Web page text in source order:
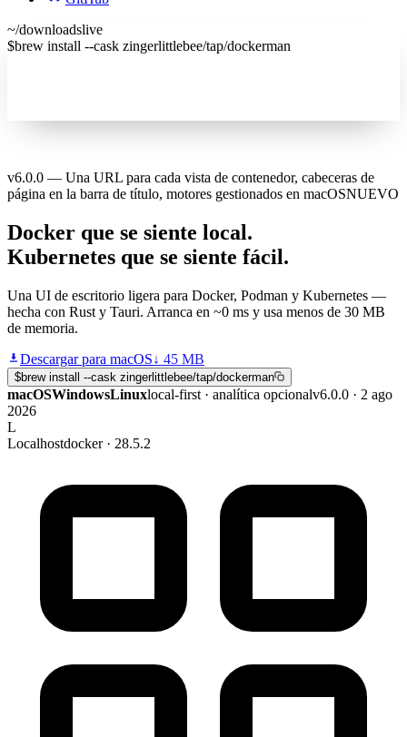
~/downloadslive
$brew install --cask zingerlittlebee/tap/dockerman
v6.0.0 — Una URL para cada vista de contenedor, cabeceras de
página en la barra de título, motores gestionados en macOSNUEVO
Docker que se siente local.
Kubernetes que se siente fácil.
Una UI de escritorio ligera para Docker, Podman y Kubernetes —
hecha con Rust y Tauri. Arranca en ~0 ms y usa menos de 30 MB
de memoria.
Descargar para macOS↓ 45 MB
$brew install --cask zingerlittlebee/tap/dockerman
macOSWindowsLinuxlocal-first · analítica opcionalv6.0.0 · 2 ago
2026
L
Localhostdocker · 28.5.2